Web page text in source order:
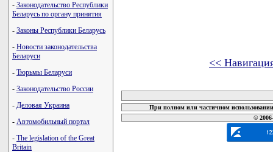
- Законодательство Республики
Беларусь по органу принятия
- Законы Республики Беларусь
- Новости законодательства
Беларуси
- Тюрьмы Беларуси
- Законодательство России
- Деловая Украина
- Автомобильный портал
- The legislation of the Great
Britain
<<
При полном или частичном
©